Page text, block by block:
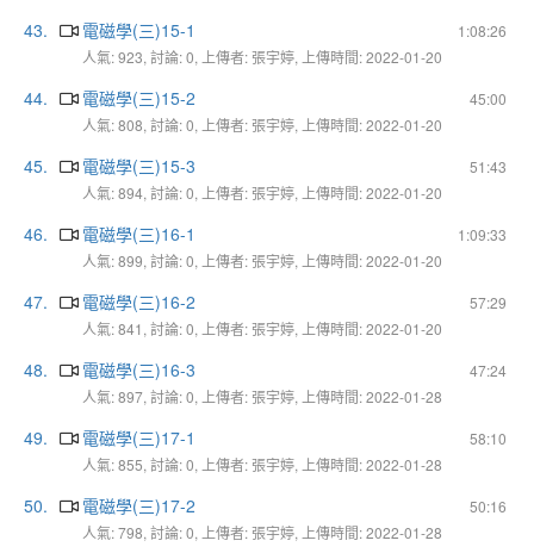
43. 1:08:26
電磁學(三)15-1
人氣: 923, 討論: 0, 上傳者: 張宇婷, 上傳時間: 2022-01-20
44. 45:00
電磁學(三)15-2
人氣: 808, 討論: 0, 上傳者: 張宇婷, 上傳時間: 2022-01-20
45. 51:43
電磁學(三)15-3
人氣: 894, 討論: 0, 上傳者: 張宇婷, 上傳時間: 2022-01-20
46. 1:09:33
電磁學(三)16-1
人氣: 899, 討論: 0, 上傳者: 張宇婷, 上傳時間: 2022-01-20
47. 57:29
電磁學(三)16-2
人氣: 841, 討論: 0, 上傳者: 張宇婷, 上傳時間: 2022-01-20
48. 47:24
電磁學(三)16-3
人氣: 897, 討論: 0, 上傳者: 張宇婷, 上傳時間: 2022-01-28
49. 58:10
電磁學(三)17-1
人氣: 855, 討論: 0, 上傳者: 張宇婷, 上傳時間: 2022-01-28
50. 50:16
電磁學(三)17-2
人氣: 798, 討論: 0, 上傳者: 張宇婷, 上傳時間: 2022-01-28